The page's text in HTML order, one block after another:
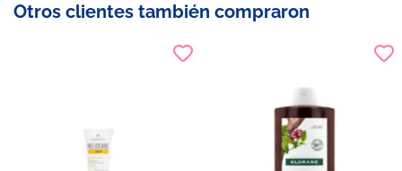
Otros clientes también compraron